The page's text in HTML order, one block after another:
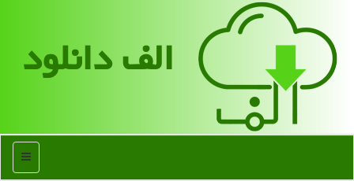
الف دانلود
منو